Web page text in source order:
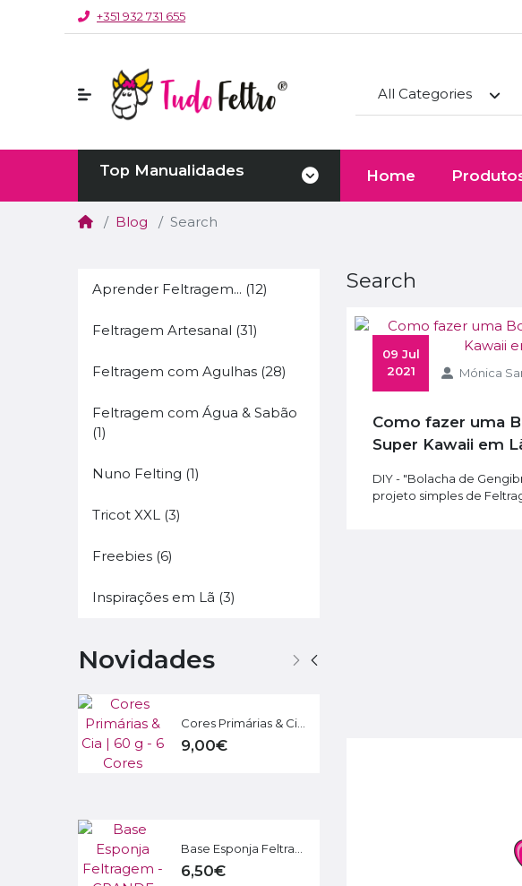
+351 932 731 655
All Categories
Top Manualidades Home
Blog Search
Aprender Feltragem... (12)
Feltragem Artesanal (31)
Feltragem com Agulhas (28)
Feltragem com Água & Sabão
(1)
Nuno Felting (1)
Tricot XXL (3)
Freebies (6)
Inspirações em Lã (3)
Novidades
9,00€
6,50€
Search
Mónica
2021
Como fazer uma Bolacha de Gengibre
Super Kawaii em
DIY - "Bolacha de
projeto simples de